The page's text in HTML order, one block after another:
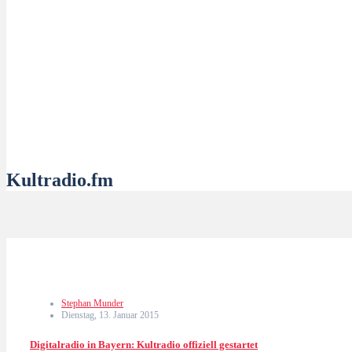
Kultradio.fm
Stephan Munder
Dienstag, 13. Januar 2015
Digitalradio in Bayern: Kultradio offiziell gestartet